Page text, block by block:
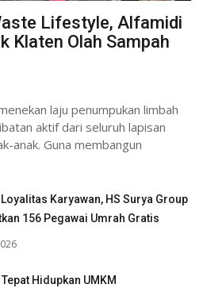
Lifestyle, Alfamidi
Klaten Olah Sampah
laju penumpukan limbah
aktif dari seluruh lapisan
anak. Guna membangun
Karyawan, HS Surya Group
156 Pegawai Umrah Gratis
Hidupkan UMKM